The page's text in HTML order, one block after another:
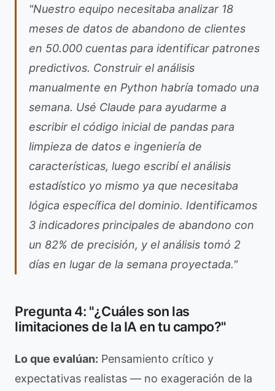
"Nuestro equipo necesitaba analizar 18
meses de datos de abandono de clientes
en 50.000 cuentas para identificar patrones
predictivos. Construir el análisis
manualmente en Python habría tomado una
semana. Usé Claude para ayudarme a
escribir el código inicial de pandas para
limpieza de datos e ingeniería de
características, luego escribí el análisis
estadístico yo mismo ya que necesitaba
lógica específica del dominio. Identificamos
3 indicadores principales de abandono con
un 82% de precisión, y el análisis tomó 2
días en lugar de la semana proyectada."
Pregunta 4: "¿Cuáles son las
limitaciones de la IA en tu campo?"
Lo que evalúan: Pensamiento crítico y
expectativas realistas — no exageración de la